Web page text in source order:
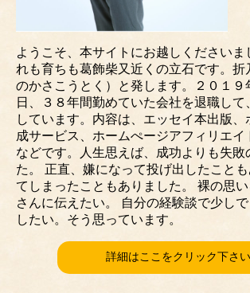
ようこそ、本サイトにお越しくださいま
れも育ちも葛飾柴又近くの立石です。折
のかさこうとく）と発します。２０１９
日、３８年間勤めていた会社を退職して
しています。内容は、エッセイ本出版
成サービス、ホームぺージアフィリエイ
などです。人生思えば、成功よりも失敗
た。 正直、嫌になって投げ出したこと
てしまったこともありました。 裸の思
さんに伝えたい。 自分の経験談で少し
したい。そう思っています。
詳細はここをクリック下さい